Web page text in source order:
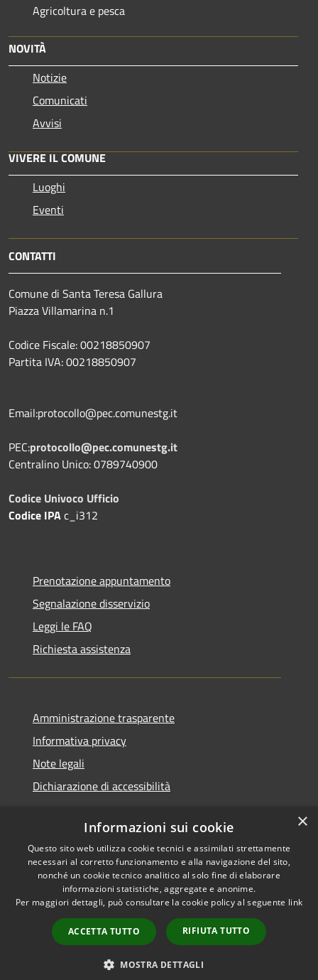
Agricoltura e pesca
NOVITÀ
Notizie
Comunicati
Avvisi
VIVERE IL COMUNE
Luoghi
Eventi
CONTATTI
Comune di Santa Teresa Gallura
Piazza Villamarina n.1
Codice Fiscale: 00218850907
Partita IVA: 00218850907
Email:protocollo@pec.comunestg.it
PEC:protocollo@pec.comunestg.it
Centralino Unico: 0789740900
Codice Univoco Ufficio
Codice IPAc_i312
Prenotazione appuntamento
Segnalazione disservizio
Leggi le FAQ
Richiesta assistenza
Amministrazione trasparente
Informativa privacy
Note legali
Dichiarazione di accessibilità
RSS
Accessibilità
Cookie
Mappa del sito
WebMail
Copyright © 2026 • Comune di
Santa Teresa Gallura •
Powered byMunicipium
Accesso redazione
×
Informazioni sui cookie
Questo sito web utilizza cookie tecnici e assimilati strettamente
necessari al corretto funzionamento e alla navigazione del sito,
nonché un cookie tecnico analitico al solo fine di elaborare
informazioni statistiche, aggregate e anonime.
Per maggiori dettagli, può consultare la cookie policy al seguente link
ACCETTA TUTTO RIFIUTA TUTTO
MOSTRA DETTAGLI